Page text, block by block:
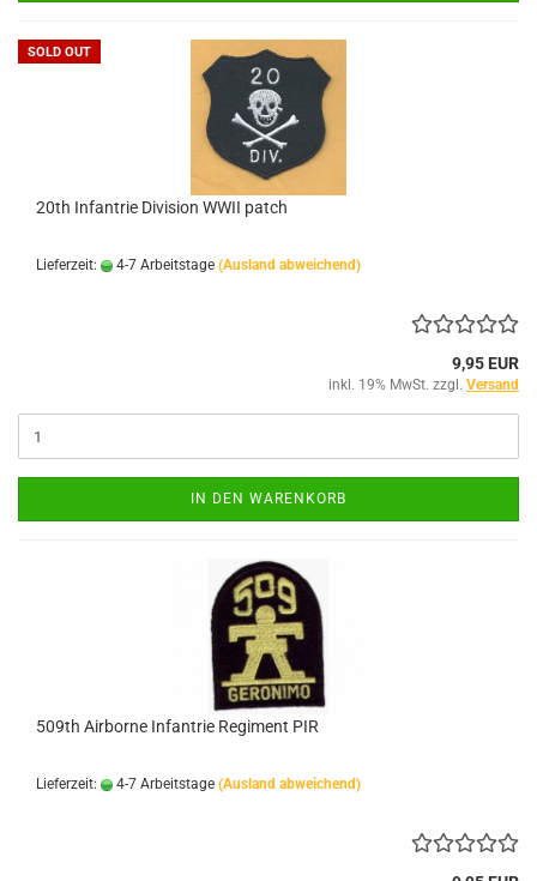
SOLD OUT
20th Infantrie Division WWII patch
Lieferzeit: 4-7 Arbeitstage (Ausland abweichend)
9,95 EUR
inkl. 19% MwSt. zzgl. Versand
IN DEN WARENKORB
509th Airborne Infantrie Regiment PIR
Lieferzeit: 4-7 Arbeitstage (Ausland abweichend)